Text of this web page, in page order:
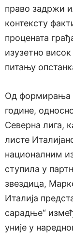
право задржи
контексту
процената
изузетно
питању
Од формирања
године,
Северна лига,
листе
националним
ступила у
звездица,
Италија
сарадње“
уније у